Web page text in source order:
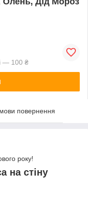
— 100 ₴
повернення
року!
на стіну